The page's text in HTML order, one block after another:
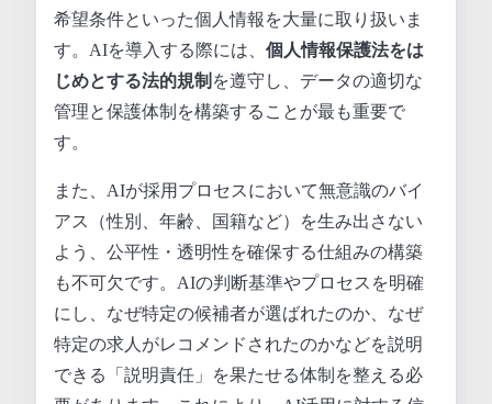
希望条件といった個人情報を大量に取り扱いま
す。AIを導入する際には、 個人情報保護法をは
じめとする法的規制 を遵守し、データの適切な
管理と保護体制を構築することが最も重要で
す。
また、AIが採用プロセスにおいて無意識のバイ
アス（性別、年齢、国籍など）を生み出さない
よう、公平性・透明性を確保する仕組みの構築
も不可欠です。AIの判断基準やプロセスを明確
にし、なぜ特定の候補者が選ばれたのか、なぜ
特定の求人がレコメンドされたのかなどを説明
できる「説明責任」を果たせる体制を整える必